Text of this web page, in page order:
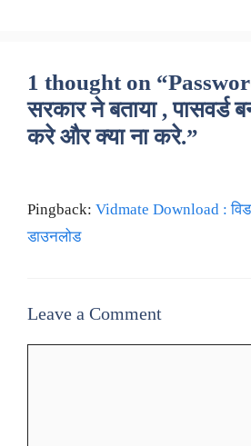
1 thought on
सरकार ने बताया , पासवर्ड
करे और क्या ना करे.”
Pingback: Vidmate Download :
डाउनलोड
Leave a Comment